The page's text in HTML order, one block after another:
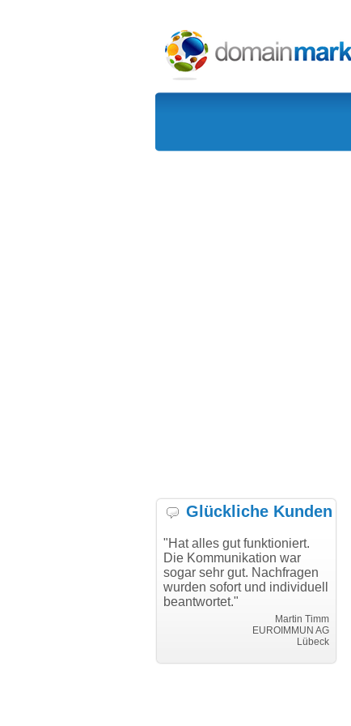
Glückliche Kunden
"Hat alles gut funktioniert.
Die Kommunikation war
sogar sehr gut. Nachfragen
wurden sofort und individuell
beantwortet."
Martin Timm
EUROIMMUN AG
Lübeck